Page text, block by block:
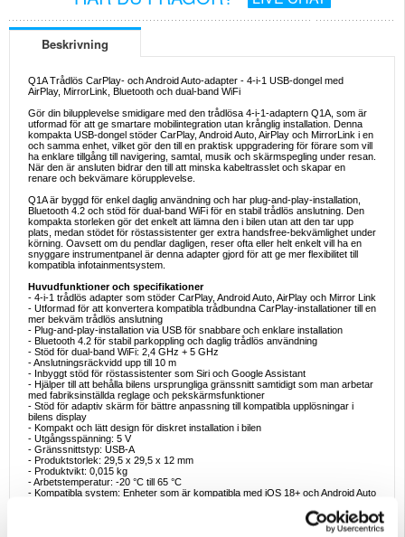
Beskrivning
Q1A Trådlös CarPlay- och Android Auto-adapter - 4-i-1 USB-dongel med
AirPlay, MirrorLink, Bluetooth och dual-band WiFi
Gör din bilupplevelse smidigare med den trådlösa 4-i-1-adaptern Q1A, som är
utformad för att ge smartare mobilintegration utan krånglig installation. Denna
kompakta USB-dongel stöder CarPlay, Android Auto, AirPlay och MirrorLink i en
och samma enhet, vilket gör den till en praktisk uppgradering för förare som vill
ha enklare tillgång till navigering, samtal, musik och skärmspegling under resan.
När den är ansluten bidrar den till att minska kabeltrasslet och skapar en
renare och bekvämare körupplevelse.
Q1A är byggd för enkel daglig användning och har plug-and-play-installation,
Bluetooth 4.2 och stöd för dual-band WiFi för en stabil trådlös anslutning. Den
kompakta storleken gör det enkelt att lämna den i bilen utan att den tar upp
plats, medan stödet för röstassistenter ger extra handsfree-bekvämlighet under
körning. Oavsett om du pendlar dagligen, reser ofta eller helt enkelt vill ha en
snyggare instrumentpanel är denna adapter gjord för att ge mer flexibilitet till
kompatibla infotainmentsystem.
Huvudfunktioner och specifikationer
- 4-i-1 trådlös adapter som stöder CarPlay, Android Auto, AirPlay och Mirror Link
- Utformad för att konvertera kompatibla trådbundna CarPlay-installationer till en
mer bekväm trådlös anslutning
- Plug-and-play-installation via USB för snabbare och enklare installation
- Bluetooth 4.2 för stabil parkoppling och daglig trådlös användning
- Stöd för dual-band WiFi: 2,4 GHz + 5 GHz
- Anslutningsräckvidd upp till 10 m
- Inbyggt stöd för röstassistenter som Siri och Google Assistant
- Hjälper till att behålla bilens ursprungliga gränssnitt samtidigt som man arbetar
med fabriksinställda reglage och pekskärmsfunktioner
- Stöd för adaptiv skärm för bättre anpassning till kompatibla upplösningar i
bilens display
- Kompakt och lätt design för diskret installation i bilen
- Utgångsspänning: 5 V
- Gränssnittstyp: USB-A
- Produktstorlek: 29,5 x 29,5 x 12 mm
- Produktvikt: 0,015 kg
- Arbetstemperatur: -20 °C till 65 °C
- Kompatibla system: Enheter som är kompatibla med iOS 18+ och Android Auto
- Använd trådlöst CarPlay för navigering och musik utan att behöva ansluta din